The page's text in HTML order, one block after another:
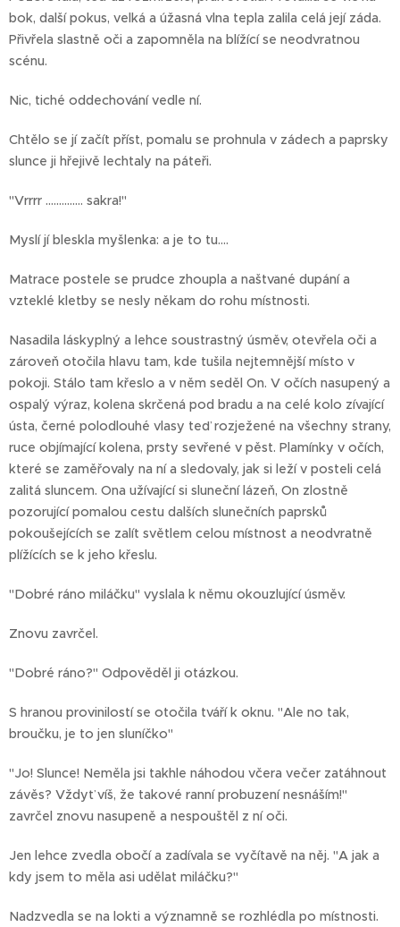
bok, další pokus, velká a úžasná vlna tepla zalila celá její záda.
Přivřela slastně oči a zapomněla na blížící se neodvratnou
scénu.
Nic, tiché oddechování vedle ní.
Chtělo se jí začít příst, pomalu se prohnula v zádech a paprsky
slunce ji hřejivě lechtaly na páteři.
"Vrrrr .............. sakra!"
Myslí jí bleskla myšlenka: a je to tu....
Matrace postele se prudce zhoupla a naštvané dupání a
vzteklé kletby se nesly někam do rohu místnosti.
Nasadila láskyplný a lehce soustrastný úsměv, otevřela oči a
zároveň otočila hlavu tam, kde tušila nejtemnější místo v
pokoji. Stálo tam křeslo a v něm seděl On. V očích nasupený a
ospalý výraz, kolena skrčená pod bradu a na celé kolo zívající
ústa, černé polodlouhé vlasy teď rozježené na všechny strany,
ruce objímající kolena, prsty sevřené v pěst. Plamínky v očích,
které se zaměřovaly na ní a sledovaly, jak si leží v posteli celá
zalitá sluncem. Ona užívající si sluneční lázeň, On zlostně
pozorující pomalou cestu dalších slunečních paprsků
pokoušejících se zalít světlem celou místnost a neodvratně
plížících se k jeho křeslu.
"Dobré ráno miláčku" vyslala k němu okouzlující úsměv.
Znovu zavrčel.
"Dobré ráno?" Odpověděl ji otázkou.
S hranou provinilostí se otočila tváří k oknu. "Ale no tak,
broučku, je to jen sluníčko"
"Jo! Slunce! Neměla jsi takhle náhodou včera večer zatáhnout
závěs? Vždyť víš, že takové ranní probuzení nesnáším!"
zavrčel znovu nasupeně a nespouštěl z ní oči.
Jen lehce zvedla obočí a zadívala se vyčítavě na něj. "A jak a
kdy jsem to měla asi udělat miláčku?"
Nadzvedla se na lokti a významně se rozhlédla po místnosti.